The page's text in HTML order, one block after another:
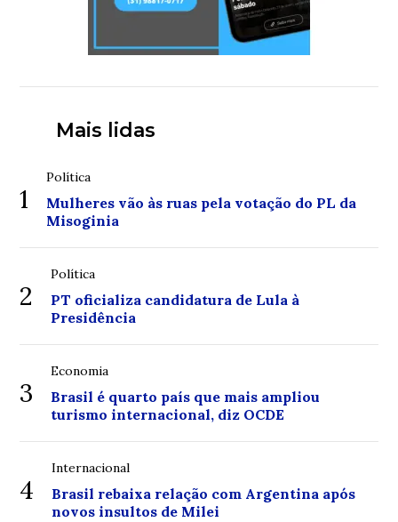
Mais lidas
1
Política
Mulheres vão às ruas pela votação do PL da
Misoginia
2
Política
PT oficializa candidatura de Lula à
Presidência
3
Economia
Brasil é quarto país que mais ampliou
turismo internacional, diz OCDE
4
Internacional
Brasil rebaixa relação com Argentina após
novos insultos de Milei